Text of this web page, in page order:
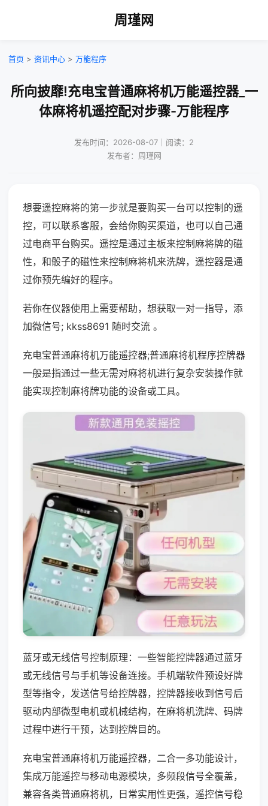
周瑾网
首页 > 资讯中心 > 万能程序
所向披靡!充电宝普通麻将机万能遥控器_一
体麻将机遥控配对步骤-万能程序
发布时间：2026-08-07｜阅读：2
发布者：周瑾网
想要遥控麻将的第一步就是要购买一台可以控制的遥
控，可以联系客服，会给你购买渠道，也可以自己通
过电商平台购买。遥控是通过主板来控制麻将牌的磁
性，和骰子的磁性来控制麻将机来洗牌，遥控器是通
过你预先编好的程序。
若你在仪器使用上需要帮助，想获取一对一指导，添
加微信号; kkss8691 随时交流 。
充电宝普通麻将机万能遥控器;普通麻将机程序控牌器
一般是指通过一些无需对麻将机进行复杂安装操作就
能实现控制麻将牌功能的设备或工具。
蓝牙或无线信号控制原理：一些智能控牌器通过蓝牙
或无线信号与手机等设备连接。手机端软件预设好牌
型等指令，发送信号给控牌器，控牌器接收到信号后
驱动内部微型电机或机械结构，在麻将机洗牌、码牌
过程中进行干预，达到控牌目的。
充电宝普通麻将机万能遥控器，二合一多功能设计，
集成万能遥控与移动电源模块，多频段信号全覆盖，
兼容各类普通麻将机，日常实用性更强，遥控信号稳